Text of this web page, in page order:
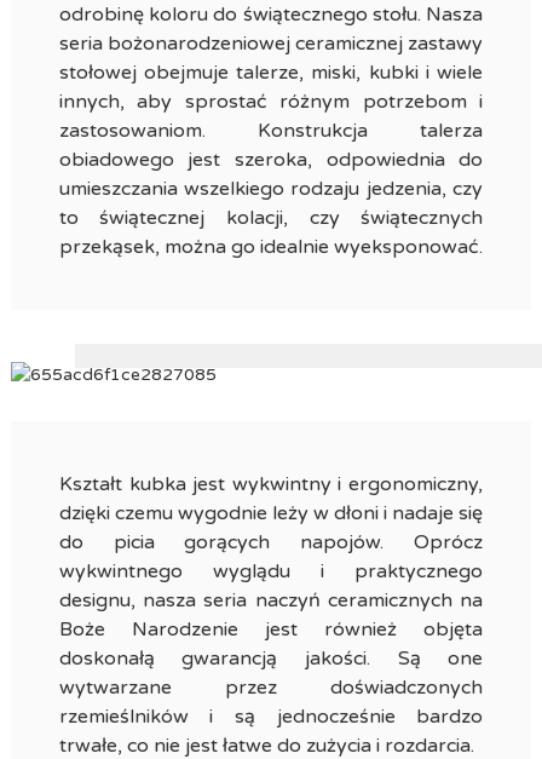
odrobinę koloru do świątecznego stołu. Nasza
seria bożonarodzeniowej ceramicznej zastawy
stołowej obejmuje talerze, miski, kubki i wiele
innych, aby sprostać różnym potrzebom i
zastosowaniom. Konstrukcja talerza
obiadowego jest szeroka, odpowiednia do
umieszczania wszelkiego rodzaju jedzenia, czy
to świątecznej kolacji, czy świątecznych
przekąsek, można go idealnie wyeksponować.
Kształt kubka jest wykwintny i ergonomiczny,
dzięki czemu wygodnie leży w dłoni i nadaje się
do picia gorących napojów. Oprócz
wykwintnego wyglądu i praktycznego
designu, nasza seria naczyń ceramicznych na
Boże Narodzenie jest również objęta
doskonałą gwarancją jakości. Są one
wytwarzane przez doświadczonych
rzemieślników i są jednocześnie bardzo
trwałe, co nie jest łatwe do zużycia i rozdarcia.